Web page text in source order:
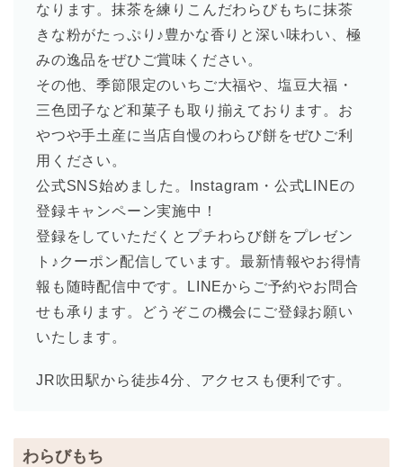
なります。抹茶を練りこんだわらび もちに抹茶
きな粉がたっぷり♪豊かな香りと深い味わい、 極
みの逸品をぜひご賞味ください。
その他、季節限定のいちご大福や、塩豆大福・
三色団子など和菓子 も取り揃えております。お
やつや手土産に当店自慢のわらび餅をぜひご利
用ください。
公式SNS始めました。Instagram・公式LINEの
登録キャンペーン実施中！
登録をしていただくとプチわらび餅をプレゼン
ト♪クーポン配信しています。最新情報やお得情
報も随時配信中です。LINEからご予約やお問合
せも承ります。どうぞこの機会にご登録お願い
いたします。
JR吹田駅から徒歩4分、アクセスも便利です。
わらびもち